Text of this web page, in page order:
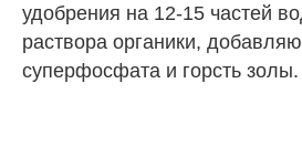
удобрения на 12-15 частей
раствора органики,
суперфосфата и горсть золы.